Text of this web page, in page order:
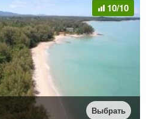
10/10
Выбрать